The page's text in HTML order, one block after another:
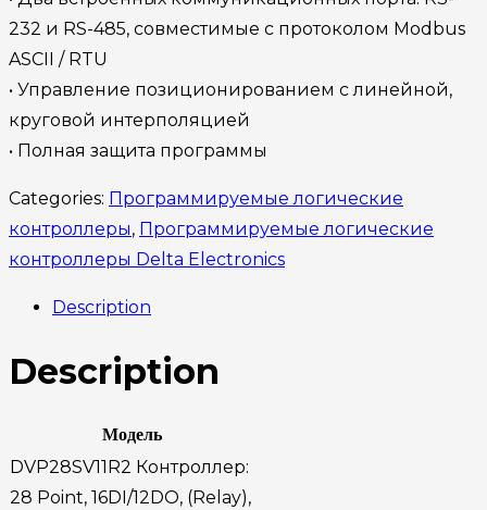
232 и RS-485, совместимые с протоколом Modbus
ASCII / RTU
• Управление позиционированием с линейной,
круговой интерполяцией
• Полная защита программы
Categories: Программируемые логические
контроллеры, Программируемые логические
контроллеры Delta Electronics
Description
Description
Модель
DVP28SV11R2 Контроллер:
28 Point, 16DI/12DO, (Relay),